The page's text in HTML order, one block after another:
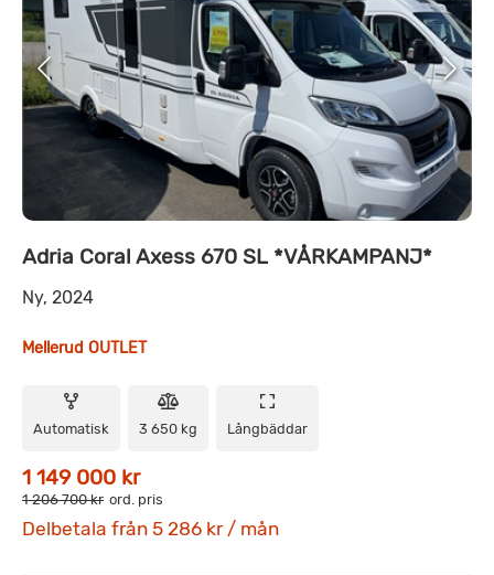
Adria Coral Axess 670 SL *VÅRKAMPANJ*
Ny, 2024
Mellerud OUTLET
Automatisk 3 650 kg Långbäddar
1 149 000 kr
1 206 700 kr ord. pris
Delbetala från 5 286 kr / mån